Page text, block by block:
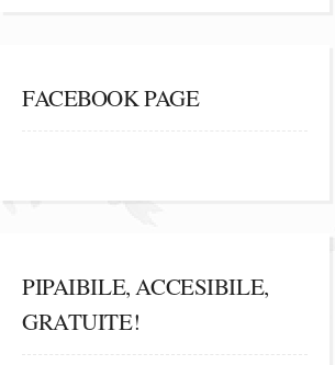
FACEBOOK PAGE
PIPAIBILE, ACCESIBILE,
GRATUITE!